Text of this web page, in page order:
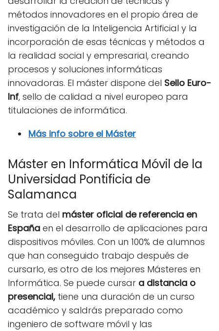
métodos innovadores en el propio área de
investigación de la Inteligencia Artificial y la
incorporación de esas técnicas y métodos a
la realidad social y empresarial, creando
procesos y soluciones informáticas
innovadoras. El máster dispone del Sello Euro-
Inf, sello de calidad a nivel europeo para
titulaciones de informática.
Más info sobre el Máster
Máster en Informática Móvil de la
Universidad Pontificia de
Salamanca
Se trata del máster oficial de referencia en
España en el desarrollo de aplicaciones para
dispositivos móviles. Con un 100% de alumnos
que han conseguido trabajo después de
cursarlo, es otro de los mejores Másteres en
Informática. Se puede cursar a distancia o
presencial, tiene una duración de un curso
académico y saldrás preparado como
ingeniero de software móvil y las